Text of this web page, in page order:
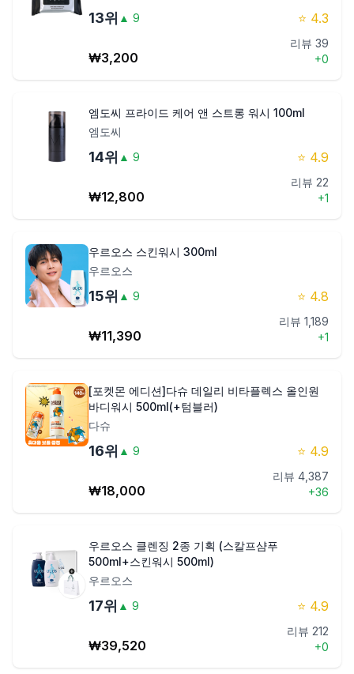
13위 ▲ 9 ⭐ 4.3
₩3,200
리뷰 39
+0
엠도씨 프라이드 케어 앤 스트롱 워시 100ml
엠도씨
14위 ▲ 9 ⭐ 4.9
₩12,800
리뷰 22
+1
우르오스 스킨워시 300ml
우르오스
15위 ▲ 9 ⭐ 4.8
₩11,390
리뷰 1,189
+1
[포켓몬 에디션]다슈 데일리 비타플렉스 올인원
바디워시 500ml(+텀블러)
다슈
16위 ▲ 9 ⭐ 4.9
₩18,000
리뷰 4,387
+36
우르오스 클렌징 2종 기획 (스칼프샴푸
500ml+스킨워시 500ml)
우르오스
17위 ▲ 9 ⭐ 4.9
₩39,520
리뷰 212
+0